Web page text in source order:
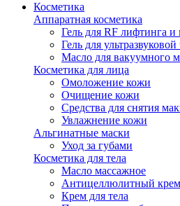
Косметика
Аппаратная косметика
Гель для RF лифтинга и
Гель для
Масло для вакуумного
Косметика для лица
Омоложение кожи
Очищение кожи
Средства для снятия
Увлажнение кожи
Альгинатные маски
Уход за губами
Косметика для тела
Масло массажное
Антицеллюлитный крем
Крем для тела